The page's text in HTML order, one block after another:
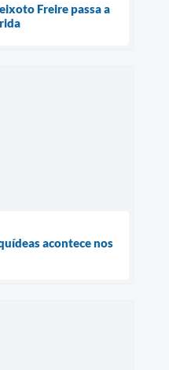
Freire passa a
acontece nos